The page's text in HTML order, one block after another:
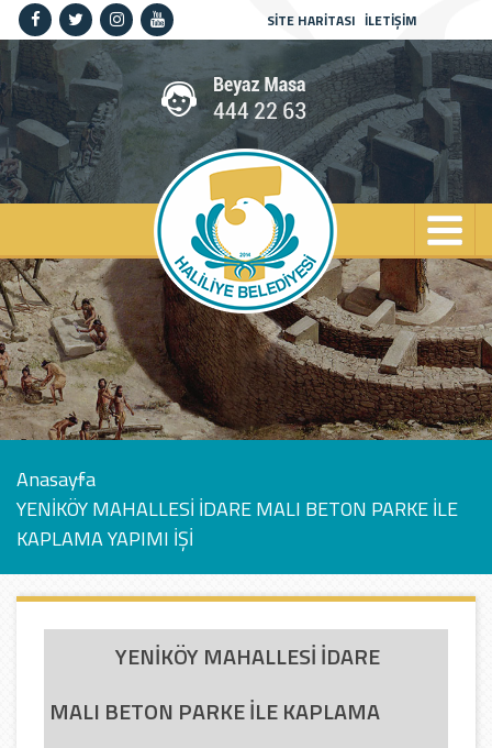
SİTE HARİTASI İLETİŞİM
Anasayfa
YENİKÖY MAHALLESİ İDARE MALI BETON PARKE İLE
KAPLAMA YAPIMI İŞİ
YENİKÖY MAHALLESİ İDARE
MALI BETON PARKE İLE KAPLAMA
Anasayfa
Kurumsal
Haliliye
Spor
Kültür
Sanat
Güncel
İletişim